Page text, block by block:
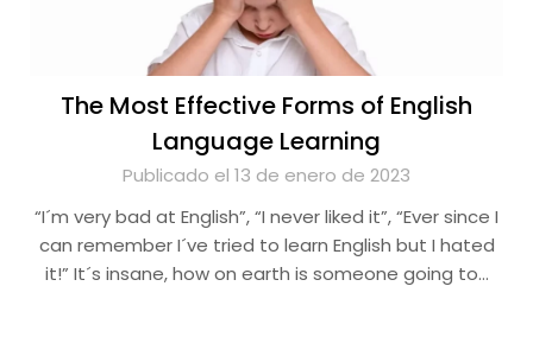
The Most Effective Forms of English
Language Learning
Publicado el 13 de enero de 2023
“I´m very bad at English”, “I never liked it”, “Ever since I
can remember I´ve tried to learn English but I hated
it!” It´s insane, how on earth is someone going to…